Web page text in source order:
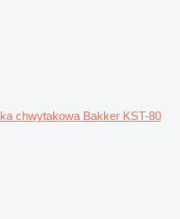
chwytakowa Bakker KST-80